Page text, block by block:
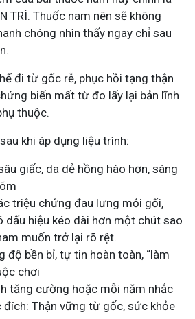
TRÌ. Thuốc nam nên sẽ không
chóng nhìn thấy ngay chỉ sau
đi từ gốc rễ, phục hồi tạng thận
biến mất từ đo lấy lại bản lĩnh
thuộc.
khi áp dụng liệu trình:
giấc, da dẻ hồng hào hơn, sáng
triệu chứng đau lưng mỏi gối,
dấu hiệu kéo dài hơn một chút sao
muốn trở lại rõ rệt.
độ bền bỉ, tự tin hoàn toàn, “làm
chơi
tăng cường hoặc mỗi năm nhắc
đích: Thận vững từ gốc, sức khỏe